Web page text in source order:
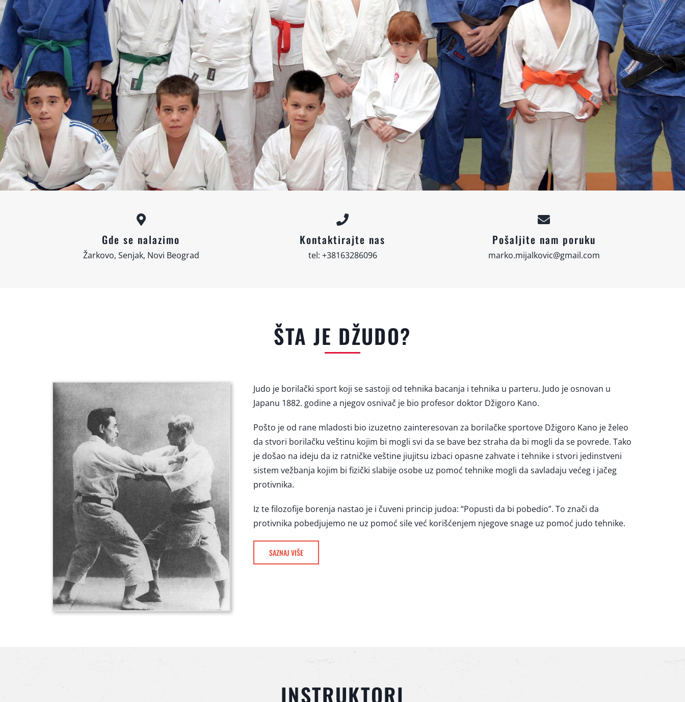
Gde se nalazimo
Žarkovo, Senjak, Novi Beograd
Kontaktirajte nas
tel: +38163286096
Pošaljite nam poruku
marko.mijalkovic@gmail.com
ŠTA JE DŽUDO?
Judo je borilački sport koji se sastoji od tehnika bacanja i tehnika u parteru. Judo je osnovan u
Japanu 1882. godine a njegov osnivač je bio profesor doktor Džigoro Kano.
Pošto je od rane mladosti bio izuzetno zainteresovan za borilačke sportove Džigoro Kano je želeo
da stvori borilačku veštinu kojim bi mogli svi da se bave bez straha da bi mogli da se povrede. Tako
je došao na ideju da iz ratničke veštine jiujitsu izbaci opasne zahvate i tehnike i stvori jedinstveni
sistem vežbanja kojim bi fizički slabije osobe uz pomoć tehnike mogli da savladaju većeg i jačeg
protivnika.
Iz te filozofije borenja nastao je i čuveni princip judoa: “Popusti da bi pobedio”. To znači da
protivnika pobedjujemo ne uz pomoć sile već korišćenjem njegove snage uz pomoć judo tehnike.
SAZNAJ VIŠE
INSTRUKTORI